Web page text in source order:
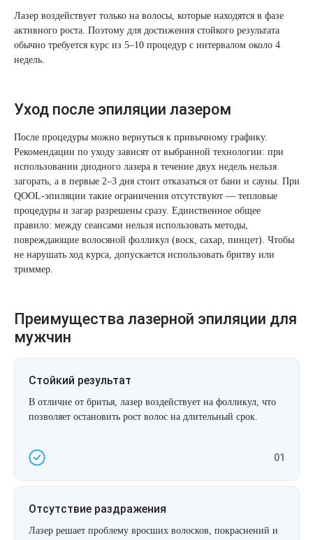
Лазер воздействует только на волосы, которые находятся в фазе
активного роста. Поэтому для достижения стойкого результата
обычно требуется курс из 5–10 процедур с интервалом около 4
недель.
Уход после эпиляции лазером
После процедуры можно вернуться к привычному графику.
Рекомендации по уходу зависят от выбранной технологии: при
использовании диодного лазера в течение двух недель нельзя
загорать, а в первые 2–3 дня стоит отказаться от бани и сауны. При
QOOL-эпиляции такие ограничения отсутствуют — тепловые
процедуры и загар разрешены сразу. Единственное общее
правило: между сеансами нельзя использовать методы,
повреждающие волосяной фолликул (воск, сахар, пинцет). Чтобы
не нарушать ход курса, допускается использовать бритву или
триммер.
Преимущества лазерной эпиляции для
мужчин
Стойкий результат
В отличие от бритья, лазер воздействует на фолликул, что
позволяет остановить рост волос на длительный срок.
01
Отсутствие раздражения
Лазер решает проблему вросших волосков, покраснений и